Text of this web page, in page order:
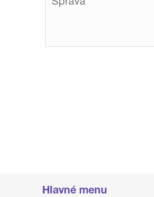
Hlavné menu